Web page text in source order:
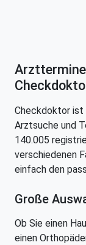
Checkdoktor
Arztsuche und
140.005
verschiedenen
einfach den
Große
Ob Sie einen
einen